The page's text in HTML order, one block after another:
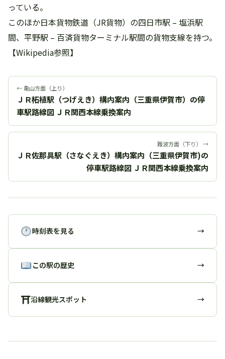
っている。
このほか日本貨物鉄道（JR貨物）の四日市駅 – 塩浜駅
間、平野駅 – 百済貨物ターミナル駅間の貨物支線を持つ。
【Wikipedia参照】
← 亀山方面（上り）
ＪＲ柘植駅（つげえき）構内案内（三重県伊賀市）の停
車駅路線図 ＪＲ関西本線乗換案内
難波方面（下り） →
ＪＲ佐那具駅（さなぐえき）構内案内（三重県伊賀市)の
停車駅路線図 ＪＲ関西本線乗換案内
時刻表を見る →
この駅の歴史 →
⛩沿線観光スポット →